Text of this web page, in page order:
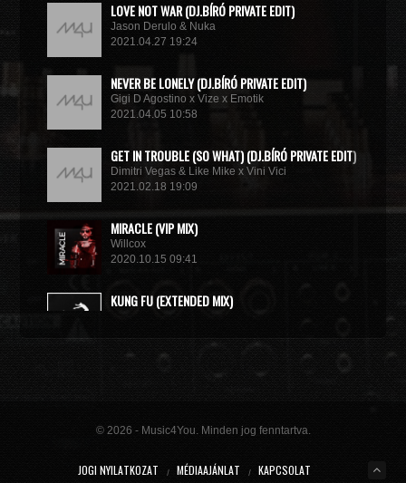
LOVE NOT WAR (DJ.BÍRÓ PRIVATE EDIT)
Jason Derulo & Nuka
2021.04.27 19:24
NEVER BE LONELY (DJ.BÍRÓ PRIVATE EDIT)
Gigi D Agostino x Vize x Emotik
2021.04.05 10:58
GET IN TROUBLE (SO WHAT) (DJ.BÍRÓ PRIVATE EDIT)
Dimitri Vegas & Like Mike x Vini Vici
2021.02.18 19:09
MIRACLE (VIP MIX)
Willcox
2020.10.15 09:41
KUNG FU (EXTENDED MIX)
© 2026 - Music4You. Minden jog fenntartva.
JOGI NYILATKOZAT MÉDIAAJÁNLAT KAPCSOLAT